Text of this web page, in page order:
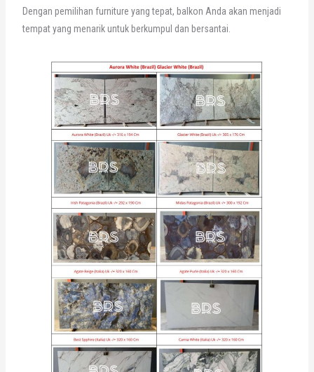
Dengan pemilihan furniture yang tepat, balkon Anda akan menjadi
tempat yang menarik untuk berkumpul dan bersantai.